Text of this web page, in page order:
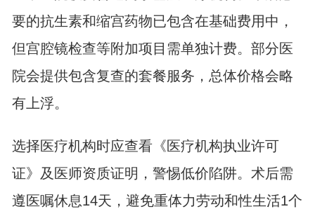
要的抗生素和缩宫药物已包含在基础费用中，
但宫腔镜检查等附加项目需单独计费。部分医
院会提供包含复查的套餐服务，总体价格会略
有上浮。
选择医疗机构时应查看《医疗机构执业许可
证》及医师资质证明，警惕低价陷阱。术后需
遵医嘱休息14天，避免重体力劳动和性生活1个